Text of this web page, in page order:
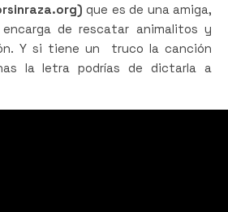
que es de una amiga,
de rescatar animalitos y
Y si tiene un truco la canción
la letra podrías de dictarla a